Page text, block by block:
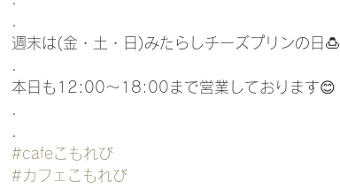
週末は(金・土・日)みたらしチーズプリンの日🍮
本日も12:00〜18:00まで営業しております😊
#cafeこもれび
#カフェこもれび